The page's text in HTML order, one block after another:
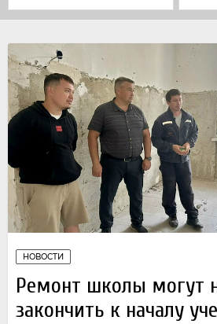
НОВОСТИ
Ремонт школы могут
закончить к началу